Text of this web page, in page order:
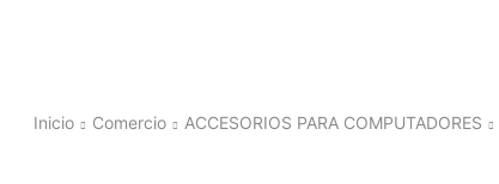
Inicio
Comercio ACCESORIOS PARA COMPUTADORES